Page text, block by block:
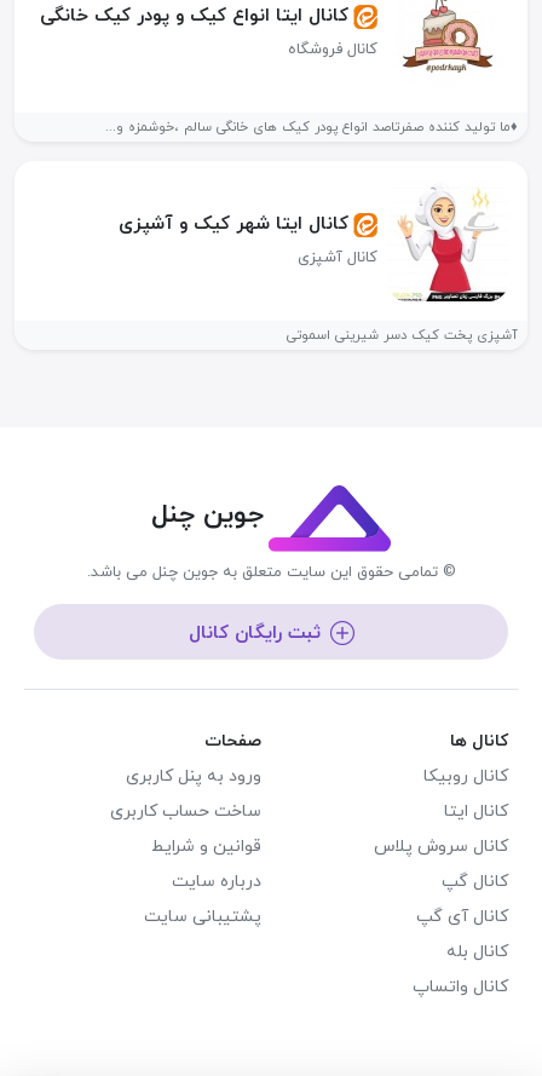
کانال ایتا انواع کیک و پودر کیک خانگی
کانال فروشگاه
♦️ما تولید کننده صفرتاصد انواع پودر کیک های خانگی سالم ،خوشمزه و...
کانال ایتا شهر کیک و آشپزی
کانال آشپزی
آشپزی پخت کیک دسر شیرینی اسموتی
جوین چنل
© تمامی حقوق این سایت متعلق به جوین چنل می باشد.
ثبت رایگان کانال
کانال ها
کانال روبیکا
کانال ایتا
کانال سروش پلاس
کانال گپ
کانال آی گپ
کانال بله
کانال واتساپ
صفحات
ورود به پنل کاربری
ساخت حساب کاربری
قوانین و شرایط
درباره سایت
پشتیبانی سایت